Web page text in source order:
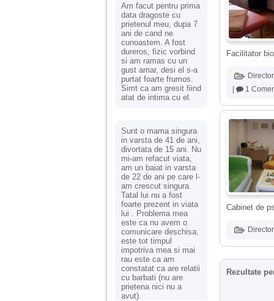
Am facut pentru prima
data dragoste cu
prietenul meu, dupa 7
ani de cand ne
cunoastem. A fost
dureros, fizic vorbind
si am ramas cu un
gust amar, desi el s-a
purtat foarte frumos.
Simt ca am gresit fiind
atat de intima cu el.
Sunt o mama singura
in varsta de 41 de ani,
divortata de 15 ani. Nu
mi-am refacut viata,
am un baiat in varsta
de 22 de ani pe care l-
am crescut singura.
Tatal lui nu a fost
foarte prezent in viata
lui . Problema mea
este ca nu avem o
comunicare deschisa,
este tot timpul
impotriva mea si mai
rau este ca am
constatat ca are relatii
cu barbati (nu are
prietena nici nu a
avut).
Facilitator
1
Cabinet de
Rezultate